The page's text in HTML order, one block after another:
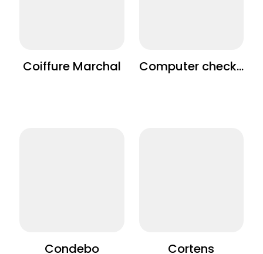
Coiffure Marchal Computer checkpoint
Condebo Cortens